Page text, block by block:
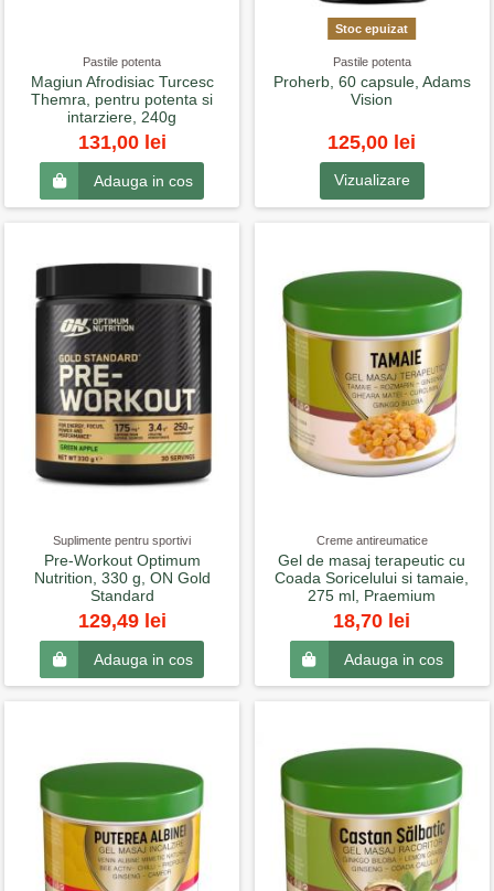
Pastile potenta
Magiun Afrodisiac Turcesc
Themra, pentru potenta si
intarziere, 240g
131,00 lei
Adauga in cos
Stoc epuizat
Pastile potenta
Proherb, 60 capsule, Adams
Vision
125,00 lei
Vizualizare
Suplimente pentru sportivi
Pre-Workout Optimum
Nutrition, 330 g, ON Gold
Standard
129,49 lei
Adauga in cos
Creme antireumatice
Gel de masaj terapeutic cu
Coada Soricelului si tamaie,
275 ml, Praemium
18,70 lei
Adauga in cos